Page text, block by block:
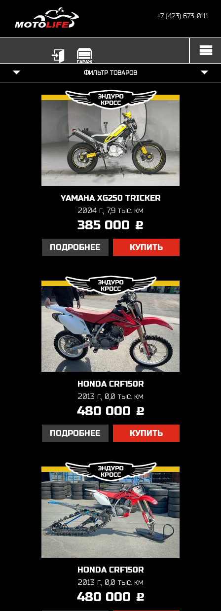
+7 (423) 673-0111
ФИЛЬТР ТОВАРОВ
YAMAHA XG250 TRICKER
2004 г., 7,9 тыс. км
385 000 j
ПОДРОБНЕЕ КУПИТЬ
HONDA CRF150R
2013 г., 0,0 тыс. км
480 000 j
ПОДРОБНЕЕ КУПИТЬ
HONDA CRF150R
2013 г., 0,0 тыс. км
480 000 j